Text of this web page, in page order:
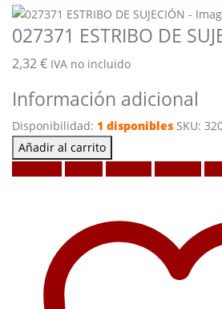
027371 ESTRIBO DE
2,32€ IVA no incluido
Información adicional
Disponibilidad: 1 disponibles SKU:
Añadir al carrito